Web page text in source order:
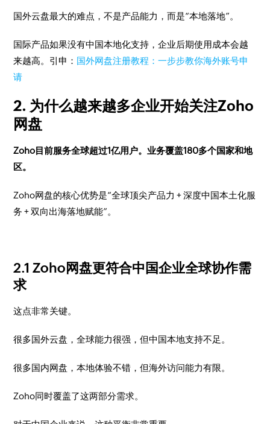
国外云盘最大的难点，不是产品能力，而是“本地落地”。
国际产品如果没有中国本地化支持，企业后期使用成本会越
来越高。引申： 国外网盘注册教程：一步步教你海外账号申
请
2. 为什么越来越多企业开始关注Zoho
网盘
Zoho目前服务全球超过1亿用户。业务覆盖180多个国家和地
区。
Zoho网盘的核心优势是“全球顶尖产品力 + 深度中国本土化服
务 + 双向出海落地赋能”。
2.1 Zoho网盘更符合中国企业全球协作需
求
这点非常关键。
很多国外云盘，全球能力很强，但中国本地支持不足。
很多国内网盘，本地体验不错，但海外访问能力有限。
Zoho同时覆盖了这两部分需求。